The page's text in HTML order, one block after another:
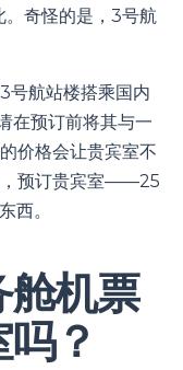
。奇怪的是，3号航
号航站楼搭乘国内
在预订前将其与一
价格会让贵宾室不
，预订贵宾室——25
西。
机票
？